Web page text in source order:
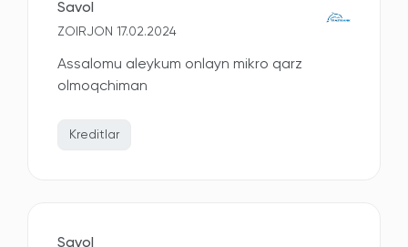
Savol
ZOIRJON 17.02.2024
Assalomu aleykum onlayn mikro qarz
olmoqchiman
Kreditlar
Savol